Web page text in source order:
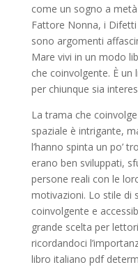
come un sogno a
Fattore Nonna, i
sono argomenti
Mare vivi in un modo
che coinvolgente. È
per chiunque sia
La trama che
spaziale è intrigante,
l’hanno spinta un po’
erano ben sviluppati,
persone reali con le
motivazioni. Lo stile di
coinvolgente e
grande scelta per
ricordandoci
libro italiano pdf